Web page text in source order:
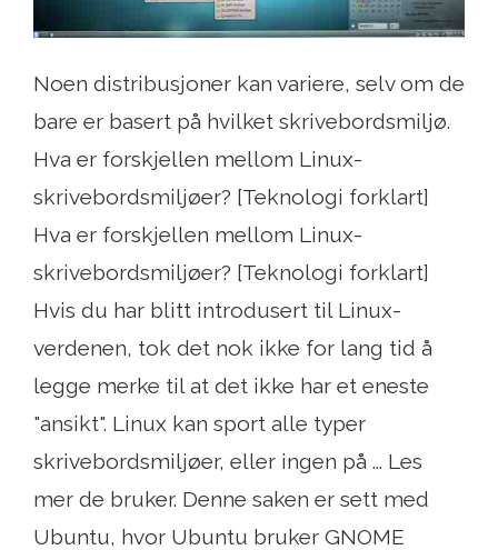
Noen distribusjoner kan variere, selv om de
bare er basert på hvilket skrivebordsmiljø.
Hva er forskjellen mellom Linux-
skrivebordsmiljøer? [Teknologi forklart]
Hva er forskjellen mellom Linux-
skrivebordsmiljøer? [Teknologi forklart]
Hvis du har blitt introdusert til Linux-
verdenen, tok det nok ikke for lang tid å
legge merke til at det ikke har et eneste
"ansikt". Linux kan sport alle typer
skrivebordsmiljøer, eller ingen på ... Les
mer de bruker. Denne saken er sett med
Ubuntu, hvor Ubuntu bruker GNOME